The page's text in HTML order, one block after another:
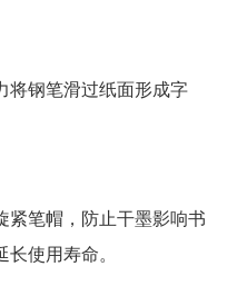
将钢笔滑过纸面形成字
紧笔帽，防止干墨影响书
使用寿命。